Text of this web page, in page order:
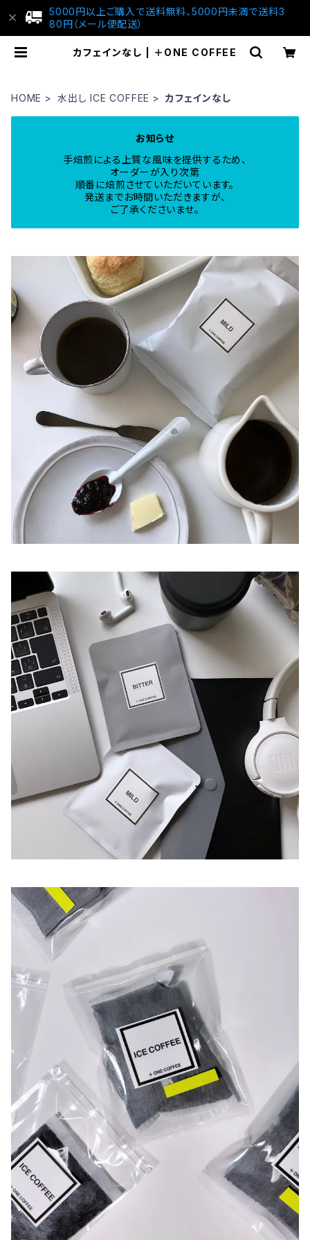
5000円以上ご購入で送料無料、5000円未満で送料3
80円（メール便配送）
カフェインなし | ＋ONE COFFEE
HOME 水出し ICE COFFEE カフェインなし
お知らせ
手焙煎による上質な風味を提供するため、
オーダーが入り次第
順番に焙煎させていただいています。
発送までお時間いただきますが、
ご了承くださいませ。